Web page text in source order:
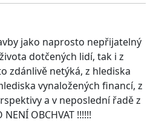
jako naprosto nepřijatelný
dotčených lidí, tak i z
zdánlivě netýká, z hlediska
vynaložených financí, z
a v neposlední řadě z
OBCHVAT !!!!!!